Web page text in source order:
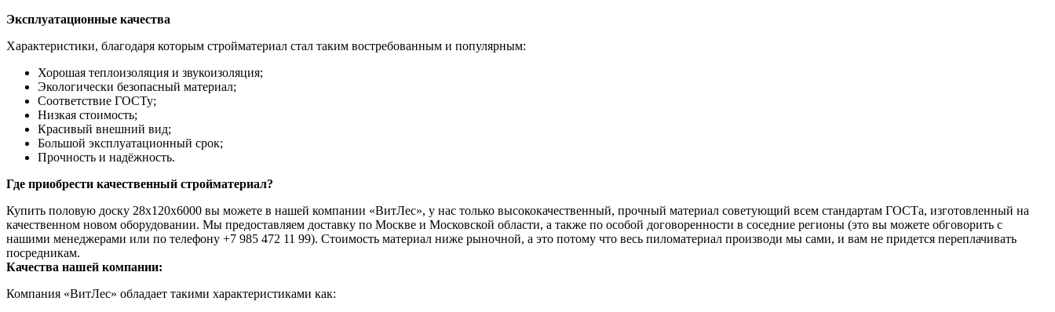
Эксплуатационные качества
Характеристики, благодаря которым стройматериал стал таким востребованным и популярным:
Хорошая теплоизоляция и звукоизоляция;
Экологически безопасный материал;
Соответствие ГОСТу;
Низкая стоимость;
Красивый внешний вид;
Большой эксплуатационный срок;
Прочность и надёжность.
Где приобрести качественный стройматериал?
Купить половую доску 28x120x6000 вы можете в нашей компании «ВитЛес», у нас только высококачественный, прочный материал советующий всем стандартам ГОСТа, изготовленный на
качественном новом оборудовании. Мы предоставляем доставку по Москве и Московской области, а также по особой договоренности в соседние регионы (это вы можете обговорить с
нашими менеджерами или по телефону +7 985 472 11 99). Стоимость материал ниже рыночной, а это потому что весь пиломатериал производи мы сами, и вам не придется переплачивать
посредникам.
Качества нашей компании:
Компания «ВитЛес» обладает такими характеристиками как: